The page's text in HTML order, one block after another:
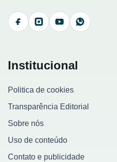
FacebookInstagramYouTubeWhatsApp
Institucional
Politica de cookies
Transparência Editorial
Sobre nós
Uso de conteúdo
Contato e publicidade